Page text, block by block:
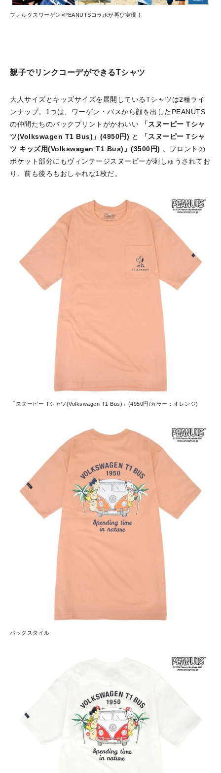
フォルクスワーゲン×PEANUTSコラボが再び実現！
親子でリンクコーデができるTシャツ
大人サイズとキッズサイズを展開しているTシャツは2種ライ
ンナップ。1つは、ワーゲン・バスから顔を出したPEANUTS
の仲間たちのバックプリントがかわいい
「スヌーピー Tシャ
ツ(Volkswagen T1 Bus)」(4950円) と
「スヌーピー Tシャ
ツ キッズ用(Volkswagen T1 Bus)」(3500円) 。フロントの
ポケット部分にもヴィンテージスヌーピーが刺しゅうされてお
り、前も後ろもおしゃれな1枚だ。
「スヌーピー Tシャツ(Volkswagen T1 Bus)」(4950円/カラー：オレンジ)
バックスタイル